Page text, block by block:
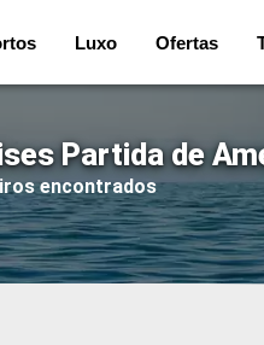
Luxo Ofertas
Partida de
encontrados